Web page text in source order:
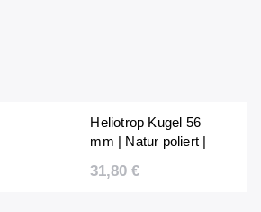
Heliotrop Kugel 56
mm | Natur poliert |
Südafrika
31,80 €